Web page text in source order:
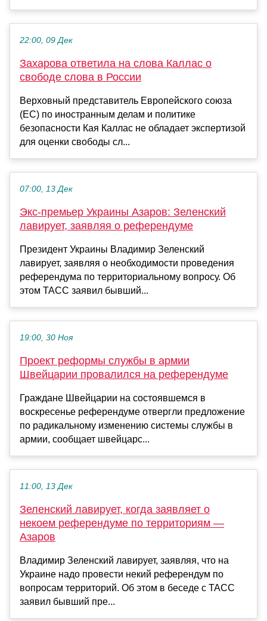
22:00, 09 Дек
Захарова ответила на слова Каллас о
свободе слова в России
Верховный представитель Европейского союза
(ЕС) по иностранным делам и политике
безопасности Кая Каллас не обладает экспертизой
для оценки свободы сл...
07:00, 13 Дек
Экс-премьер Украины Азаров: Зеленский
лавирует, заявляя о референдуме
Президент Украины Владимир Зеленский
лавирует, заявляя о необходимости проведения
референдума по территориальному вопросу. Об
этом ТАСС заявил бывший...
19:00, 30 Ноя
Проект реформы службы в армии
Швейцарии провалился на референдуме
Граждане Швейцарии на состоявшемся в
воскресенье референдуме отвергли предложение
по радикальному изменению системы службы в
армии, сообщает швейцарс...
11:00, 13 Дек
Зеленский лавирует, когда заявляет о
некоем референдуме по территориям —
Азаров
Владимир Зеленский лавирует, заявляя, что на
Украине надо провести некий референдум по
вопросам территорий. Об этом в беседе с ТАСС
заявил бывший пре...